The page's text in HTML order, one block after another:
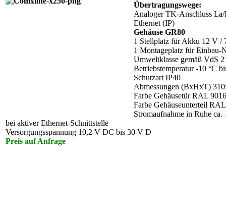
Übertragungswege:
Analoger TK-Anschluss
Ethernet (IP)
Gehäuse GR80
1 Stellplatz für Akku 12 V /
1 Montageplatz für Einbau-
Umweltklasse gemäß VdS
Betriebstemperatur -10 °C
Schutzart IP40
Abmessungen (BxHxT)
Farbe Gehäusetür RAL
Farbe Gehäuseunterteil
Stromaufnahme in Ruhe
bei aktiver Ethernet-Schnittstelle
Versorgungsspannung 10,2 V DC bis 30 V D
Preis auf Anfrage